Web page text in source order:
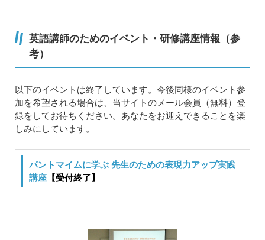
英語講師のためのイベント・研修講座情報（参
考）
以下のイベントは終了しています。今後同様のイベント参
加を希望される場合は、当サイトのメール会員（無料）登
録をしてお待ちください。あなたをお迎えできることを楽
しみにしています。
パントマイムに学ぶ 先生のための表現力アップ実践
講座 【受付終了】